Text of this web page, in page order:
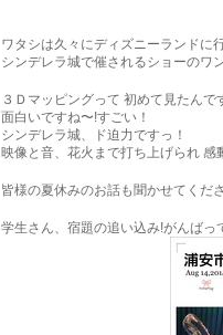
ワタシは久々にディズニーランド
シンデレラ城で催されるショーのワ
３Ｄマッピングって 初めて見たん
面白いですね〜!すごい！
シンデレラ城、ド迫力ですっ！
映像と音、花火まで打ち上げられ
皆様の夏休みのお話も聞かせてくだ
学生さん、宿題の追い込み!がんばっ